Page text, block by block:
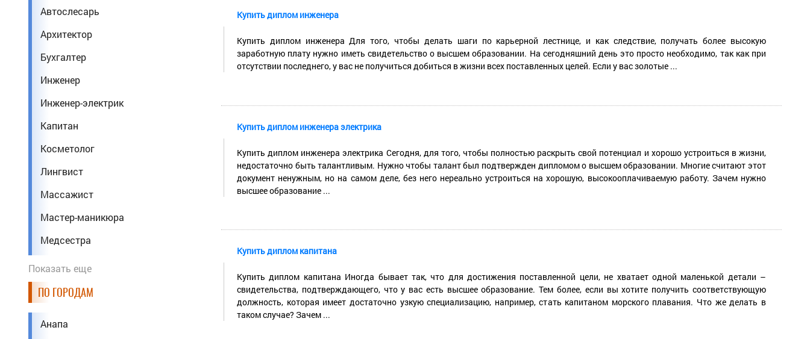
Автослесарь
Архитектор
Бухгалтер
Инженер
Инженер-электрик
Капитан
Косметолог
Лингвист
Массажист
Мастер-маникюра
Медсестра
Механик
Педагог
Показать еще
ПО ГОРОДАМ
Анапа
Купить диплом инженера
Купить диплом инженера Для того, чтобы делать шаги по карьерной лестнице, и как следствие, получать более высокую
заработную плату нужно иметь свидетельство о высшем образовании. На сегодняшний день это просто необходимо, так как при
отсутствии последнего, у вас не получиться добиться в жизни всех поставленных целей. Если у вас золотые ...
Купить диплом инженера электрика
Купить диплом инженера электрика Сегодня, для того, чтобы полностью раскрыть свой потенциал и хорошо устроиться в жизни,
недостаточно быть талантливым. Нужно чтобы талант был подтвержден дипломом о высшем образовании. Многие считают этот
документ ненужным, но на самом деле, без него нереально устроиться на хорошую, высокооплачиваемую работу. Зачем нужно
высшее образование ...
Купить диплом капитана
Купить диплом капитана Иногда бывает так, что для достижения поставленной цели, не хватает одной маленькой детали –
свидетельства, подтверждающего, что у вас есть высшее образование. Тем более, если вы хотите получить соответствующую
должность, которая имеет достаточно узкую специализацию, например, стать капитаном морского плавания. Что же делать в
таком случае? Зачем ...